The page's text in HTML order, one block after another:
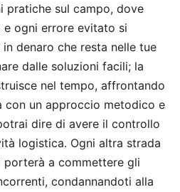
pratiche sul campo, dove
ogni errore evitato si
denaro che resta nelle tue
dalle soluzioni facili; la
nel tempo, affrontando
con un approccio metodico e
dire di avere il controllo
logistica. Ogni altra strada
porterà a commettere gli
condannandoti alla